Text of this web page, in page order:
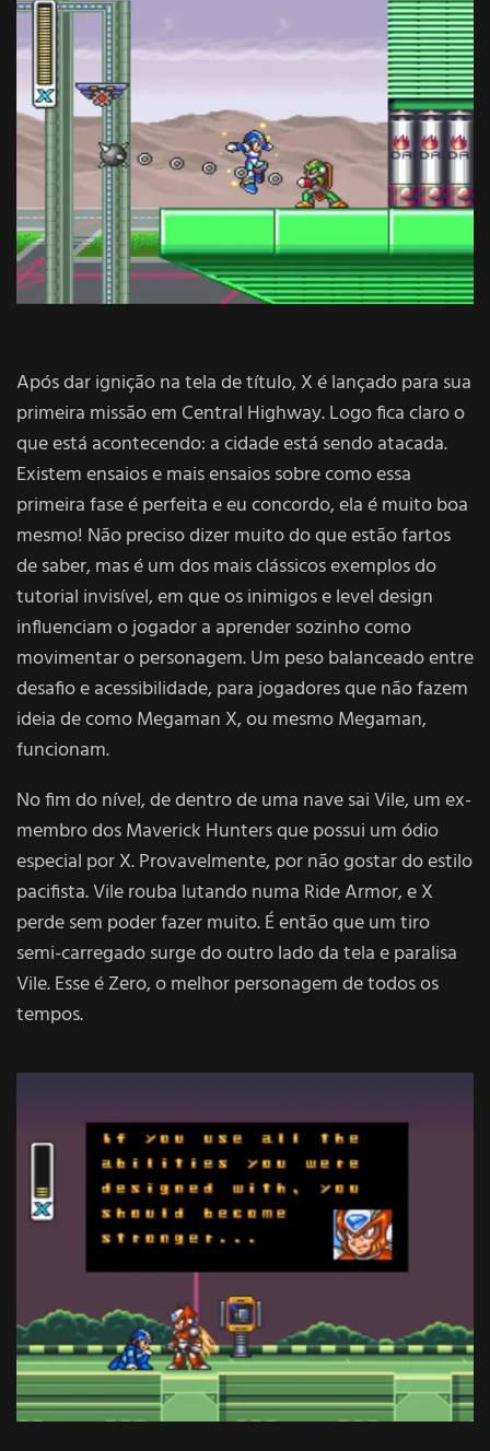
Após dar ignição na tela de título, X é lançado para sua
primeira missão em Central Highway. Logo fica claro o
que está acontecendo: a cidade está sendo atacada.
Existem ensaios e mais ensaios sobre como essa
primeira fase é perfeita e eu concordo, ela é muito boa
mesmo! Não preciso dizer muito do que estão fartos
de saber, mas é um dos mais clássicos exemplos do
tutorial invisível, em que os inimigos e level design
influenciam o jogador a aprender sozinho como
movimentar o personagem. Um peso balanceado entre
desafio e acessibilidade, para jogadores que não fazem
ideia de como Megaman X, ou mesmo Megaman,
funcionam.
No fim do nível, de dentro de uma nave sai Vile, um ex-
membro dos Maverick Hunters que possui um ódio
especial por X. Provavelmente, por não gostar do estilo
pacifista. Vile rouba lutando numa Ride Armor, e X
perde sem poder fazer muito. É então que um tiro
semi-carregado surge do outro lado da tela e paralisa
Vile. Esse é Zero, o melhor personagem de todos os
tempos.